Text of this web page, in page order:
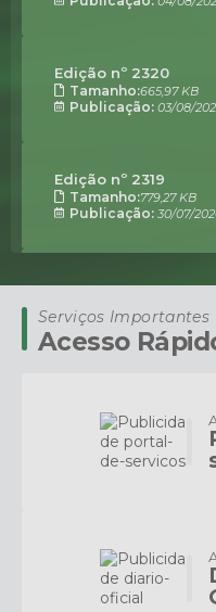
Edição nº 2320
665,97 KB
03/08/
Edição nº 2319
779,27 KB
30/07/
Edição nº 2318
29/07/2026
Acesso
Serviços Importantes